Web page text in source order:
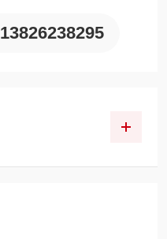
13826238295